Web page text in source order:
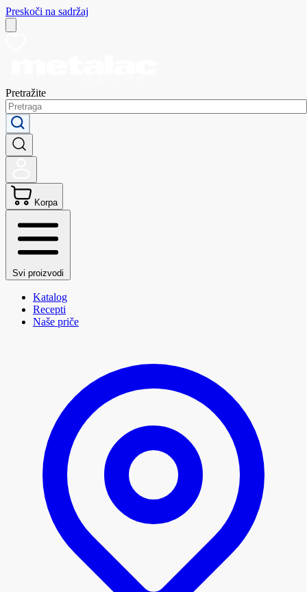
Preskoči na sadržaj
Pretražite
Korpa
Svi proizvodi
Katalog
Recepti
Naše priče